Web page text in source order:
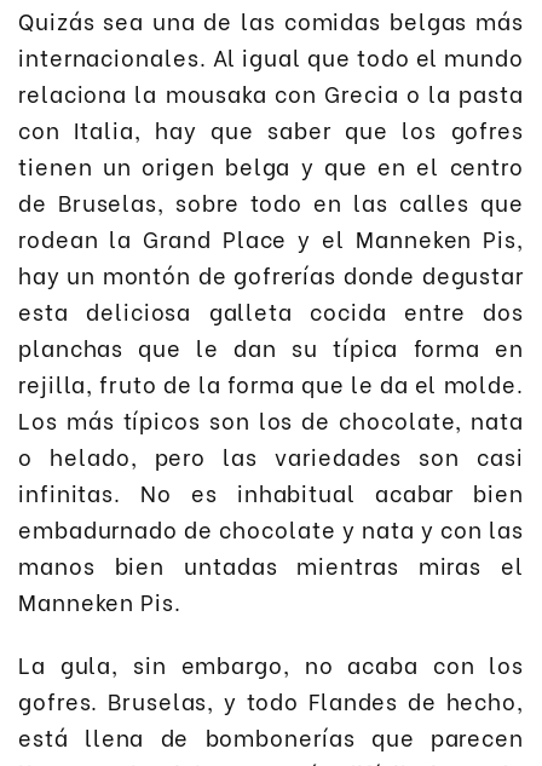
Quizás sea una de las comidas belgas más
internacionales. Al igual que todo el mundo
relaciona la mousaka con Grecia o la pasta
con Italia, hay que saber que los gofres
tienen un origen belga y que en el centro
de Bruselas, sobre todo en las calles que
rodean la Grand Place y el Manneken Pis,
hay un montón de gofrerías donde degustar
esta deliciosa galleta cocida entre dos
planchas que le dan su típica forma en
rejilla, fruto de la forma que le da el molde.
Los más típicos son los de chocolate, nata
o helado, pero las variedades son casi
infinitas. No es inhabitual acabar bien
embadurnado de chocolate y nata y con las
manos bien untadas mientras miras el
Manneken Pis.
La gula, sin embargo, no acaba con los
gofres. Bruselas, y todo Flandes de hecho,
está llena de bombonerías que parecen